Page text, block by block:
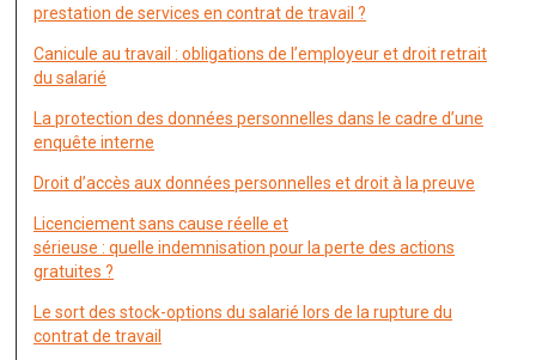
prestation de services en contrat de travail ?
Canicule au travail : obligations de l’employeur et droit retrait
du salarié
La protection des données personnelles dans le cadre d’une
enquête interne
Droit d’accès aux données personnelles et droit à la preuve
Licenciement sans cause réelle et
sérieuse : quelle indemnisation pour la perte des actions
gratuites ?
Le sort des stock-options du salarié lors de la rupture du
contrat de travail